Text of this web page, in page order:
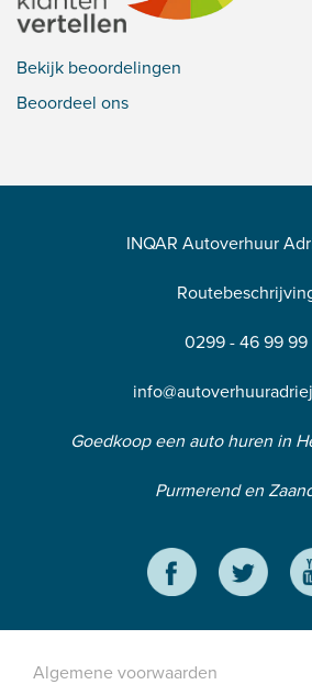
Bekijk beoordelingen
Beoordeel ons
INQAR Autoverhuur
0299 - 46 99 99
Goedkoop een auto huren in
Purmerend en
Algemene voorwaarden